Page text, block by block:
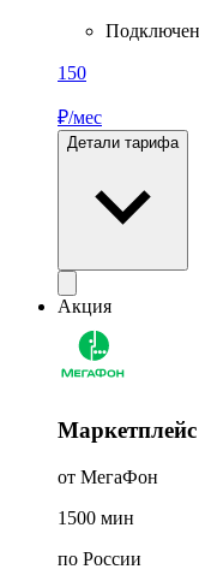
150
₽/мес
Детали тарифа
Акция
от МегаФон
1500 мин
по России